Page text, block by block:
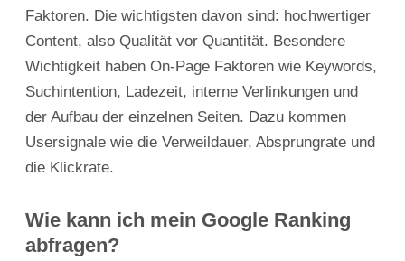
Faktoren. Die wichtigsten davon sind: hochwertiger
Content, also Qualität vor Quantität. Besondere
Wichtigkeit haben On-Page Faktoren wie Keywords,
Suchintention, Ladezeit, interne Verlinkungen und
der Aufbau der einzelnen Seiten. Dazu kommen
Usersignale wie die Verweildauer, Absprungrate und
die Klickrate.
Wie kann ich mein Google Ranking
abfragen?